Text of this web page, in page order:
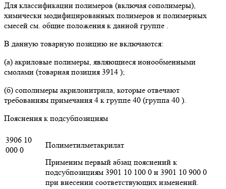
Для классификации полимеров (включая сополимеры),
химически модифицированных полимеров и полимерных
смесей см. общие положения к данной группе .
В данную товарную позицию не включаются:
(а) акриловые полимеры, являющиеся ионообменными
смолами (товарная позиция 3914 );
(б) сополимеры акрилонитрила, которые отвечают
требованиям примечания 4 к группе 40 (группа 40 ).
Пояснения к подсубпозициям
3906 10
000 0
Полиметилметакрилат
Применим первый абзац пояснений к
подсубпозициям 3901 10 100 0 и 3901 10 900 0
при внесении соответствующих изменений.